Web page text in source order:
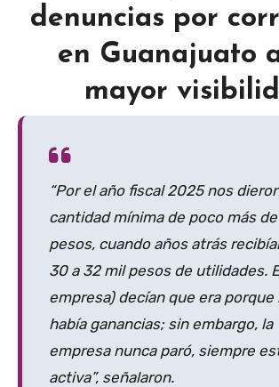
denuncias por
en Guanajuato
mayor
“Por el año fiscal 2025 nos
cantidad mínima de poco más
pesos, cuando años atrás
30 a 32 mil pesos de utilidades.
empresa) decían que era porque
había ganancias; sin embargo, la
empresa nunca paró, siempre
activa”, señalaron.